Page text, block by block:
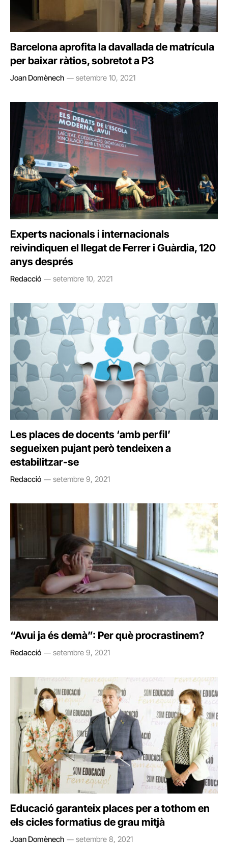
Barcelona aprofita la davallada de matrícula
per baixar ràtios, sobretot a P3
Joan Domènech setembre 10, 2021
Experts nacionals i internacionals
reivindiquen el llegat de Ferrer i Guàrdia, 120
anys després
Redacció setembre 10, 2021
Les places de docents ‘amb perfil’
segueixen pujant però tendeixen a
estabilitzar-se
Redacció setembre 9, 2021
“Avui ja és demà”: Per què procrastinem?
Redacció setembre 9, 2021
Educació garanteix places per a tothom en
els cicles formatius de grau mitjà
Joan Domènech setembre 8, 2021